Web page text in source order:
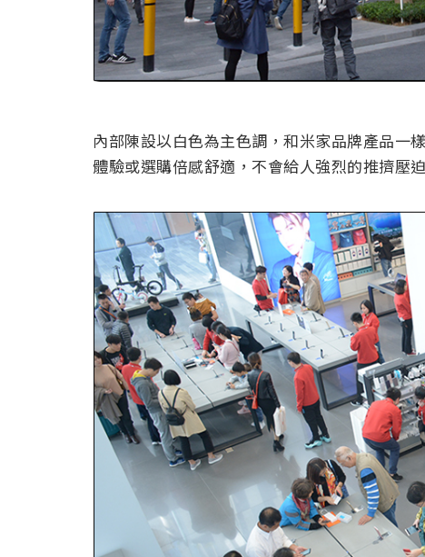
內部陳設以白色為主色調，和米家品牌產品一
體驗或選購倍感舒適，不會給人強烈的推擠壓